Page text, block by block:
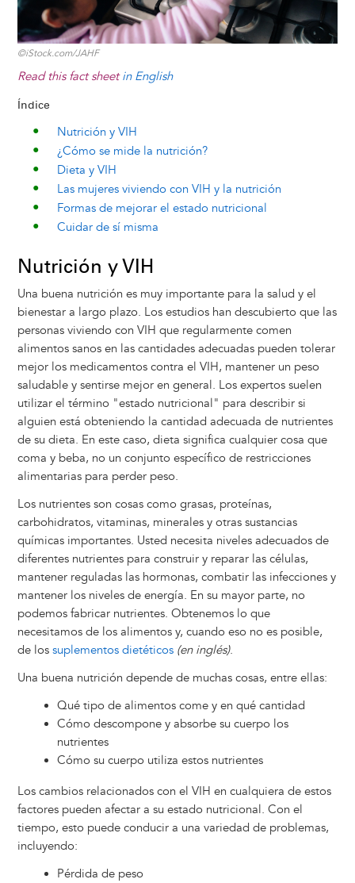
©iStock.com/JAHF
Read this fact sheetin English
Índice
Nutrición y VIH
¿Cómo se mide la nutrición?
Dieta y VIH
Las mujeres viviendo con VIH y la nutrición
Formas de mejorar el estado nutricional
Cuidar de sí misma
Nutrición y VIH
Una buena nutrición es muy importante para la salud y el
bienestar a largo plazo. Los estudios han descubierto que las
personas viviendo con VIH que regularmente comen
alimentos sanos en las cantidades adecuadas pueden tolerar
mejor los medicamentos contra el VIH, mantener un peso
saludable y sentirse mejor en general. Los expertos suelen
utilizar el término "estado nutricional" para describir si
alguien está obteniendo la cantidad adecuada de nutrientes
de su dieta. En este caso, dieta significa cualquier cosa que
coma y beba, no un conjunto específico de restricciones
alimentarias para perder peso.
Los nutrientes son cosas como grasas, proteínas,
carbohidratos, vitaminas, minerales y otras sustancias
químicas importantes. Usted necesita niveles adecuados de
diferentes nutrientes para construir y reparar las células,
mantener reguladas las hormonas, combatir las infecciones y
mantener los niveles de energía. En su mayor parte, no
podemos fabricar nutrientes. Obtenemos lo que
necesitamos de los alimentos y, cuando eso no es posible,
de los suplementos dietéticos (en inglés).
Una buena nutrición depende de muchas cosas, entre ellas:
Qué tipo de alimentos come y en qué cantidad
Cómo descompone y absorbe su cuerpo los
nutrientes
Cómo su cuerpo utiliza estos nutrientes
Los cambios relacionados con el VIH en cualquiera de estos
factores pueden afectar a su estado nutricional. Con el
tiempo, esto puede conducir a una variedad de problemas,
incluyendo:
Pérdida de peso